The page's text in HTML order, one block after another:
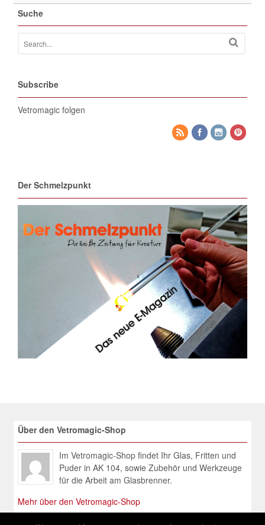
Suche
Subscribe
Vetromagic folgen
Der Schmelzpunkt
Über den Vetromagic-Shop
Im Vetromagic-Shop findet Ihr Glas, Fritten und
Puder in AK 104, sowie Zubehör und Werkzeuge
für die Arbeit am Glasbrenner.
Mehr über den Vetromagic-Shop